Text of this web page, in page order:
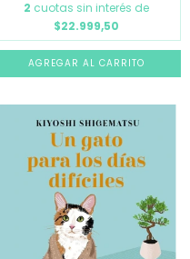
2 cuotas sin interés de
$22.999,50